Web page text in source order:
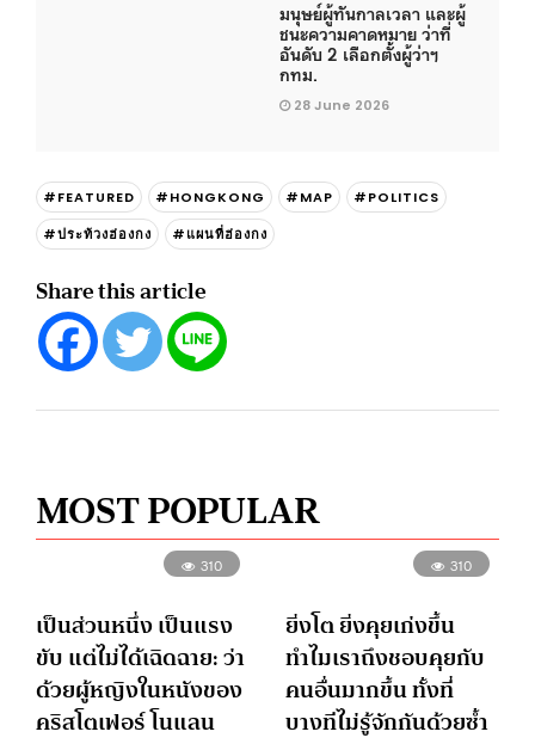
มนุษย์ผู้ทันกาลเวลา และผู้
ชนะความคาดหมาย ว่าที่
อันดับ 2 เลือกตั้งผู้ว่าฯ
กทม.
28 June 2026
#FEATURED #HONGKONG #MAP
#POLITICS
#ประท้วงฮ่องกง
#แผนที่ฮ่องกง
Share this article
MOST POPULAR
310
เป็นส่วนหนึ่ง เป็นแรง
ขับ แต่ไม่ได้เฉิดฉาย: ว่า
ด้วยผู้หญิงในหนังของ
คริสโตเฟอร์ โนแลน
310
ยิ่งโต ยิ่งคุยเก่งขึ้น
ทำไมเราถึงชอบคุยกับ
คนอื่นมากขึ้น ทั้งที่
บางทีไม่รู้จักกันด้วยซ้ำ